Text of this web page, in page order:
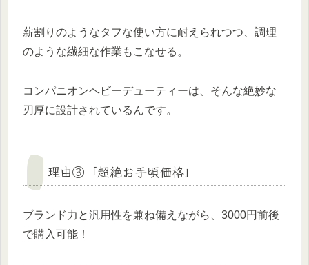
薪割りのようなタフな使い方に耐えられつつ、調理
のような繊細な作業もこなせる。
コンパニオンヘビーデューティーは、そんな絶妙な
刃厚に設計されているんです。
理由③「超絶お手頃価格」
ブランド力と汎用性を兼ね備えながら、3000円前後
で購入可能！